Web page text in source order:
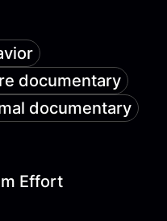
documentary
documentary
Effort